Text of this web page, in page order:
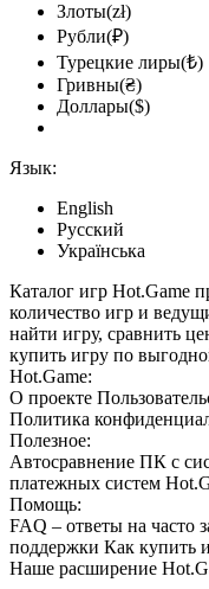
Злоты(zł)
Рубли(₽)
Турецкие лиры(₺)
Гривны(₴)
Доллары($)
Язык:
English
Русский
Українська
Каталог игр Hot.Game
количество игр и
найти игру, сравнить
купить игру по
Hot.Game:
О проекте
Политика
Полезное:
Автосравнение ПК с
платежных систем
Помощь:
FAQ – ответы на часто
поддержки Как купить
Наше расширение